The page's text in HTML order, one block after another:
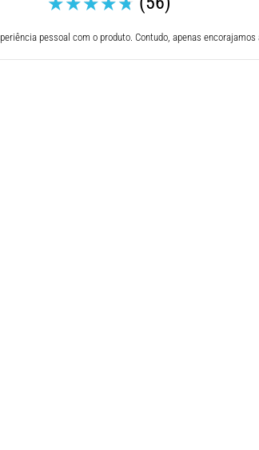
pessoal com o produto. Contudo, apenas